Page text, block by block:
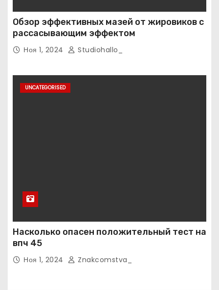
Обзор эффективных мазей от жировиков с
рассасывающим эффектом
Ноя 1, 2024 Studiohallo_
UNCATEGORISED
Насколько опасен положительный тест на
впч 45
Ноя 1, 2024 Znakcomstva_